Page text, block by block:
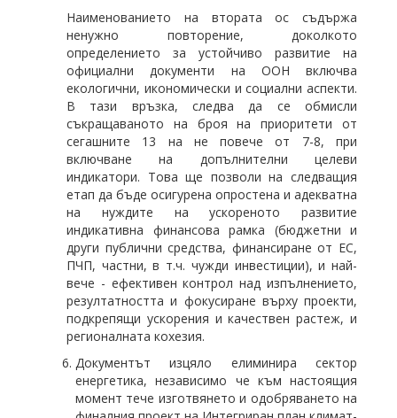
Наименованието на втората ос съдържа
ненужно повторение, доколкото
определението за устойчиво развитие на
официални документи на ООН включва
екологични, икономически и социални аспекти.
В тази връзка, следва да се обмисли
съкращаваното на броя на приоритети от
сегашните 13 на не повече от 7-8, при
включване на допълнителни целеви
индикатори. Това ще позволи на следващия
етап да бъде осигурена опростена и адекватна
на нуждите на ускореното развитие
индикативна финансова рамка (бюджетни и
други публични средства, финансиране от ЕС,
ПЧП, частни, в т.ч. чужди инвестиции), и най-
вече - ефективен контрол над изпълнението,
резултатността и фокусиране върху проекти,
подкрепящи ускорения и качествен растеж, и
регионалната кохезия.
Документът изцяло елиминира сектор
енергетика, независимо че към настоящия
момент тече изготвянето и одобряването на